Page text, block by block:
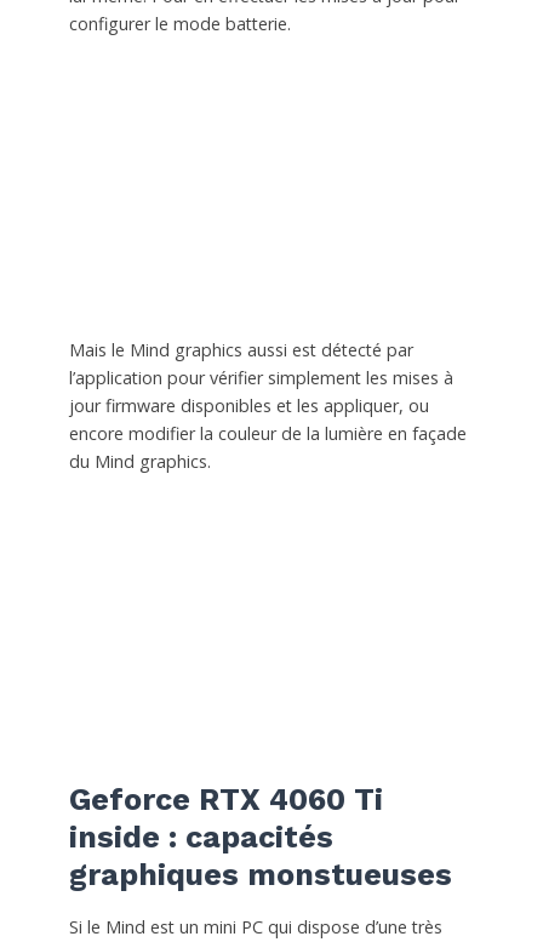
configurer le mode batterie.
Mais le Mind graphics aussi est détecté par
l’application pour vérifier simplement les mises à
jour firmware disponibles et les appliquer, ou
encore modifier la couleur de la lumière en façade
du Mind graphics.
Geforce RTX 4060 Ti
inside : capacités
graphiques monstueuses
Si le Mind est un mini PC qui dispose d’une très